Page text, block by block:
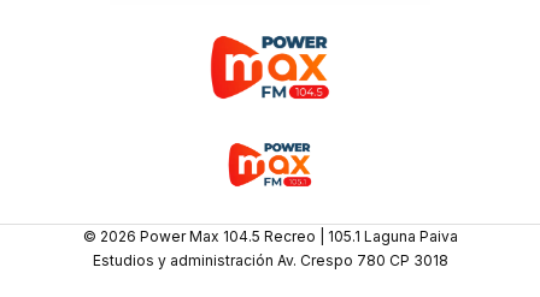
© 2026 Power Max 104.5 Recreo | 105.1 Laguna Paiva
Estudios y administración Av. Crespo 780 CP 3018